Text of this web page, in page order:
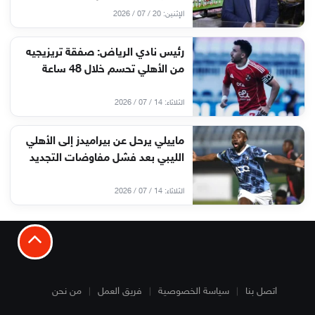
الإثنين: 20 / 07 / 2026
رئيس نادي الرياض: صفقة تريزيجيه
من الأهلي تحسم خلال 48 ساعة
الثلاثاء: 14 / 07 / 2026
ماييلي يرحل عن بيراميدز إلى الأهلي
الليبي بعد فشل مفاوضات التجديد
الثلاثاء: 14 / 07 / 2026
اتصل بنا سياسة الخصوصية فريق العمل من نحن